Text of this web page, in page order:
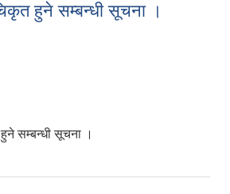
हुने सम्बन्धी सूचना ।
सम्बन्धी सूचना ।